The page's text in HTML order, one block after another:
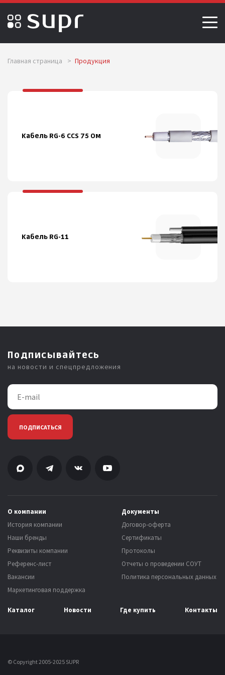
Главная страница > Продукция
Кабель RG-6 CCS 75 Ом
Кабель RG-11
Подписывайтесь
на новости и спецпредложения
ПОДПИСАТЬСЯ
О компании
История компании
Наши бренды
Реквизиты компании
Референс-лист
Вакансии
Маркетинговая поддержка
Документы
Договор-оферта
Сертификаты
Протоколы
Отчеты о проведении СОУТ
Политика персональных данных
Каталог Новости Где купить Контакты
© Copyright 2005-2025 SUPR